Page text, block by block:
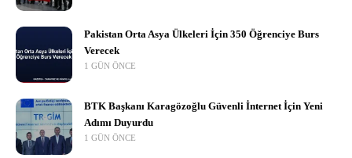
Pakistan Orta Asya Ülkeleri İçin 350 Öğrenciye Burs
Verecek
1 GÜN ÖNCE
BTK Başkanı Karagözoğlu Güvenli İnternet İçin Yeni
Adımı Duyurdu
1 GÜN ÖNCE